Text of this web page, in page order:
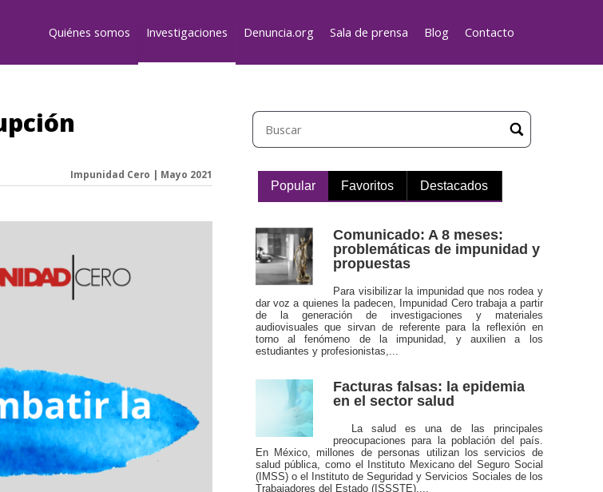
Quiénes somos Investigaciones Denuncia.org Sala de prensa Blog Contacto
Impunidad Cero | Mayo 2021
Popular Favoritos Destacados
Comunicado: A 8 meses:
problemáticas de impunidad y
propuestas
Para visibilizar la impunidad que nos rodea y
dar voz a quienes la padecen, Impunidad Cero trabaja a partir
de la generación de investigaciones y materiales
audiovisuales que sirvan de referente para la reflexión en
torno al fenómeno de la impunidad, y auxilien a los
estudiantes y profesionistas,...
Facturas falsas: la epidemia
en el sector salud
La salud es una de las principales
preocupaciones para la población del país.
En México, millones de personas utilizan los servicios de
salud pública, como el Instituto Mexicano del Seguro Social
(IMSS) o el Instituto de Seguridad y Servicios Sociales de los
Trabajadores del Estado (ISSSTE),...